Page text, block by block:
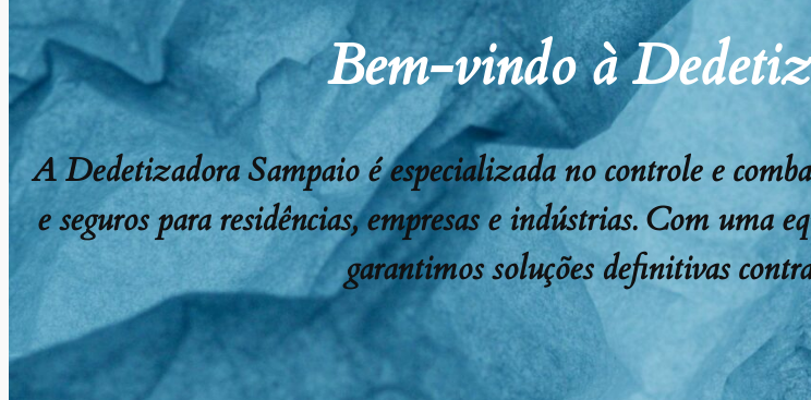
Bem-vindo à
A Dedetizadora Sampaio é especializada no controle e
e seguros para residências, empresas e indústrias. Com uma
garantimos soluções definitivas